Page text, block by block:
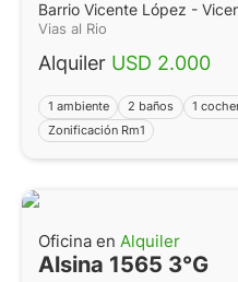
Barrio Vicente López -
Vias al Rio
Alquiler USD 2.000
1 ambiente 2 baños 1
Zonificación Rm1
Oficina en Alquiler
Alsina 1565 3°G